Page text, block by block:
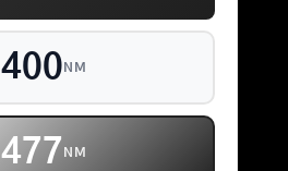
400 NM
477 NM